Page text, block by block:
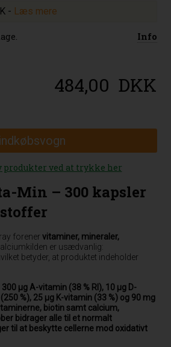
- Læs mere
Info
484,00 DKK
produkter ved at trykke her
Min – 300 kapsler
forener vitaminer, mineraler,
er usædvanlig:
betyder, at produktet indeholder
300 µg A-vitamin (38 % RI), 10 µg D-
%), 25 µg K-vitamin (33 %) og 90 mg
biotin samt calcium,
bidrager alle til et normalt
til at beskytte cellerne mod oxidativt